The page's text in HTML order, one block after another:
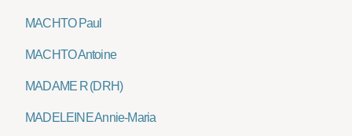
MACHTO Paul
MACHTO Antoine
MADAME R (DRH)
MADELEINE Annie-Maria